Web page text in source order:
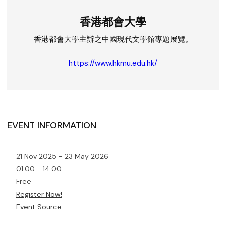
香港都會大學
香港都會大學主辦之中國現代文學館專題展覽。
https://www.hkmu.edu.hk/
EVENT INFORMATION
21 Nov 2025 - 23 May 2026
01:00 - 14:00
Free
Register Now!
Event Source